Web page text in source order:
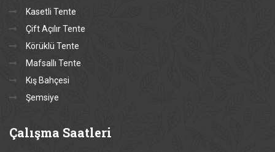
Kasetli Tente
Çift Açılır Tente
Körüklü Tente
Mafsallı Tente
Kış Bahçesi
Şemsiye
Çalışma Saatleri